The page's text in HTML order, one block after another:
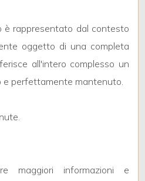
è rappresentato dal contesto
oggetto di una completa
all'intero complesso un
e perfettamente mantenuto.
maggiori informazioni e